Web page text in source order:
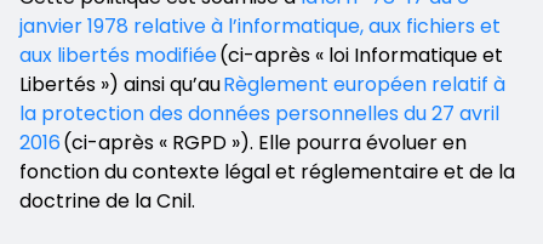
janvier 1978 relative à l’informatique, aux fichiers et
aux libertés modifiée(ci-après « loi Informatique et
Libertés ») ainsi qu’auRèglement européen relatif à
la protection des données personnelles du 27 avril
2016(ci-après « RGPD »). Elle pourra évoluer en
fonction du contexte légal et réglementaire et de la
doctrine de la Cnil.